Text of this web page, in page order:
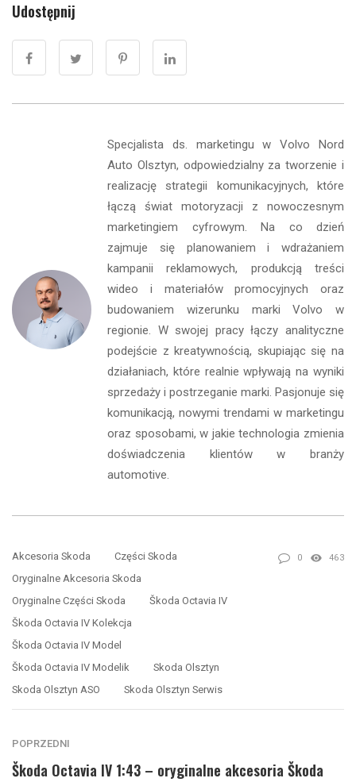
Udostępnij
Specjalista ds. marketingu w Volvo Nord
Auto Olsztyn, odpowiedzialny za tworzenie i
realizację strategii komunikacyjnych, które
łączą świat motoryzacji z nowoczesnym
marketingiem cyfrowym. Na co dzień
zajmuje się planowaniem i wdrażaniem
kampanii reklamowych, produkcją treści
wideo i materiałów promocyjnych oraz
budowaniem wizerunku marki Volvo w
regionie. W swojej pracy łączy analityczne
podejście z kreatywnością, skupiając się na
działaniach, które realnie wpływają na wyniki
sprzedaży i postrzeganie marki. Pasjonuje się
komunikacją, nowymi trendami w marketingu
oraz sposobami, w jakie technologia zmienia
doświadczenia klientów w branży
automotive.
Akcesoria Skoda
Części Skoda
Oryginalne Akcesoria Skoda
Oryginalne Części Skoda
Škoda Octavia IV
Škoda Octavia IV Kolekcja
Škoda Octavia IV Model
Škoda Octavia IV Modelik
Skoda Olsztyn
Skoda Olsztyn ASO
Skoda Olsztyn Serwis
0 463
POPRZEDNI
Škoda Octavia IV 1:43 – oryginalne akcesoria Škoda